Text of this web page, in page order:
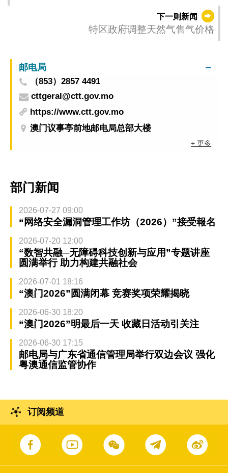
下一则新闻
特区政府调整天然气售气价格
邮电局
（853）2857 4491
cttgeral@ctt.gov.mo
https://www.ctt.gov.mo
澳门议事亭前地邮电局总部大楼
+ 更多
部门新闻
2026-07-27 09:00
“网络安全漏洞管理工作坊（2026）”接受報名
2026-07-20 12:00
“数智共融─无障碍科技创新与应用”专题讲座
圆满举行 助力构建共融社会
2026-07-01 18:16
“澳门2026”圆满闭幕 竞赛奖项荣耀揭晓
2026-06-30 18:20
“澳门2026”明最后一天 收藏日活动引关注
2026-06-30 17:15
邮电局与广东省通信管理局举行双边会议 强化
粤澳通信监管协作
订阅频道